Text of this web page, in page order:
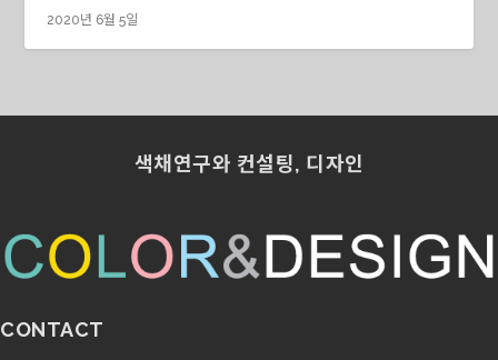
2020년 6월 5일
색채연구와 컨설팅, 디자인
CONTACT